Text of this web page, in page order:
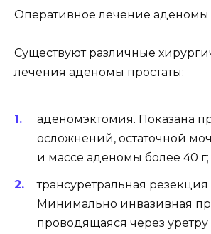
Оперативное лечение аденомы
Существуют различные
лечения аденомы простаты:
аденомэктомия. Показана
осложнений, остаточной
и массе аденомы более 40 г;
трансуретральная резекция
Минимально инвазивная
проводящаяся через